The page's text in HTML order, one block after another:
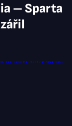
– Sparta